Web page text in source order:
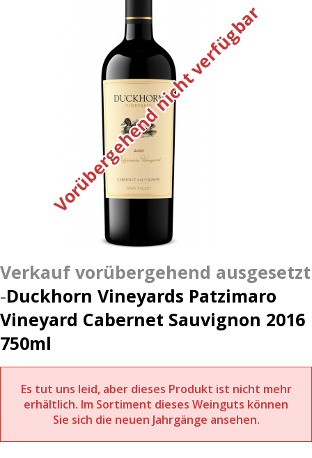
Vorübergehend nicht verfügbar
Duckhorn Vineyards Patzimaro
Vineyard Cabernet Sauvignon 2016
750ml
Es tut uns leid, aber dieses Produkt ist nicht mehr
erhältlich. Im Sortiment dieses Weinguts können
Sie sich die neuen Jahrgänge ansehen.